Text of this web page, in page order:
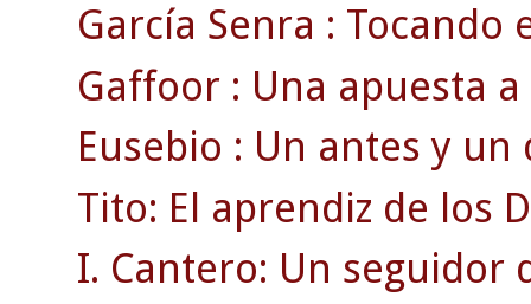
García Senra : Tocando
Gaffoor : Una apuesta
Eusebio : Un antes y un
Tito: El aprendiz de los
I. Cantero: Un seguidor